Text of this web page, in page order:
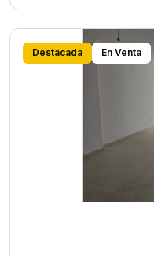
Destacada En Venta